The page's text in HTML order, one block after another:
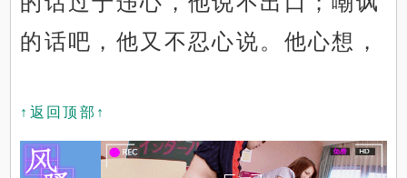
的话吧，他又不忍心说。他心想，
↑返回顶部↑